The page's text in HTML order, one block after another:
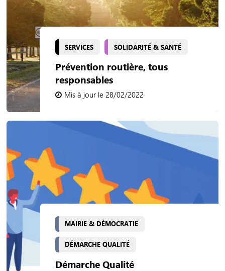
SERVICES SOLIDARITÉ & SANTÉ
Prévention routière, tous
responsables
Mis à jour le 28/02/2022
MAIRIE & DÉMOCRATIE
DÉMARCHE QUALITÉ
Démarche Qualité